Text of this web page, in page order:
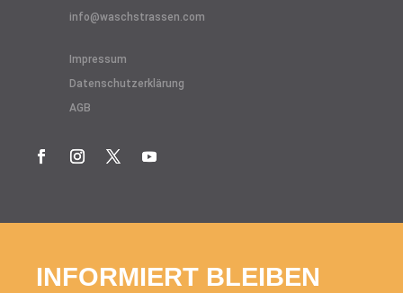
info@waschstrassen.com
Impressum
Datenschutzerklärung
AGB
INFORMIERT BLEIBEN